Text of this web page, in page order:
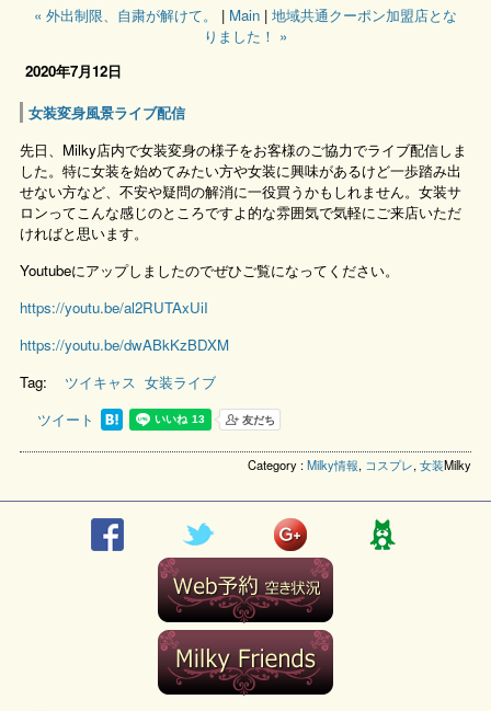
« 外出制限、自粛が解けて。 | Main | 地域共通クーポン加盟店とな
りました！ »
2020年7月12日
女装変身風景ライブ配信
先日、Milky店内で女装変身の様子をお客様のご協力でライブ配信しま
した。特に女装を始めてみたい方や女装に興味があるけど一歩踏み出
せない方など、不安や疑問の解消に一役買うかもしれません。女装サ
ロンってこんな感じのところですよ的な雰囲気で気軽にご来店いただ
ければと思います。
Youtubeにアップしましたのでぜひご覧になってください。
https://youtu.be/al2RUTAxUiI
https://youtu.be/dwABkKzBDXM
Tag:
ツイキャス 女装ライブ
ツイート
Category :Milky情報, コスプレ, 女装Milky